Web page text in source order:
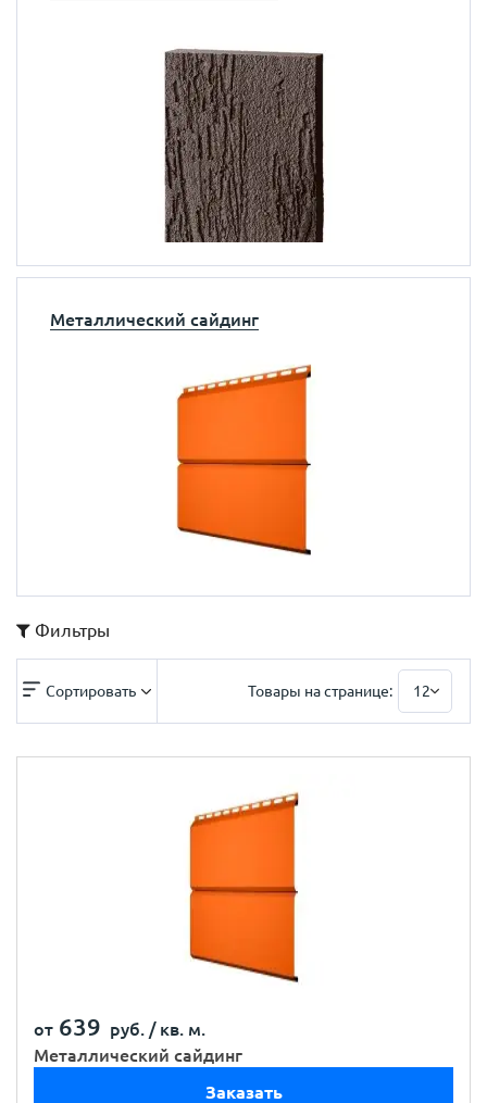
Металлический сайдинг
Фильтры
Сортировать Товары на странице: 12
от 639 руб. / кв. м.
Металлический сайдинг
Заказать